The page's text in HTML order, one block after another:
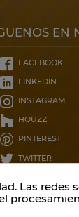
EN
FACEBOOK
LINKEDIN
INSTAGRAM
HOUZZ
PINTEREST
TWITTER
Las